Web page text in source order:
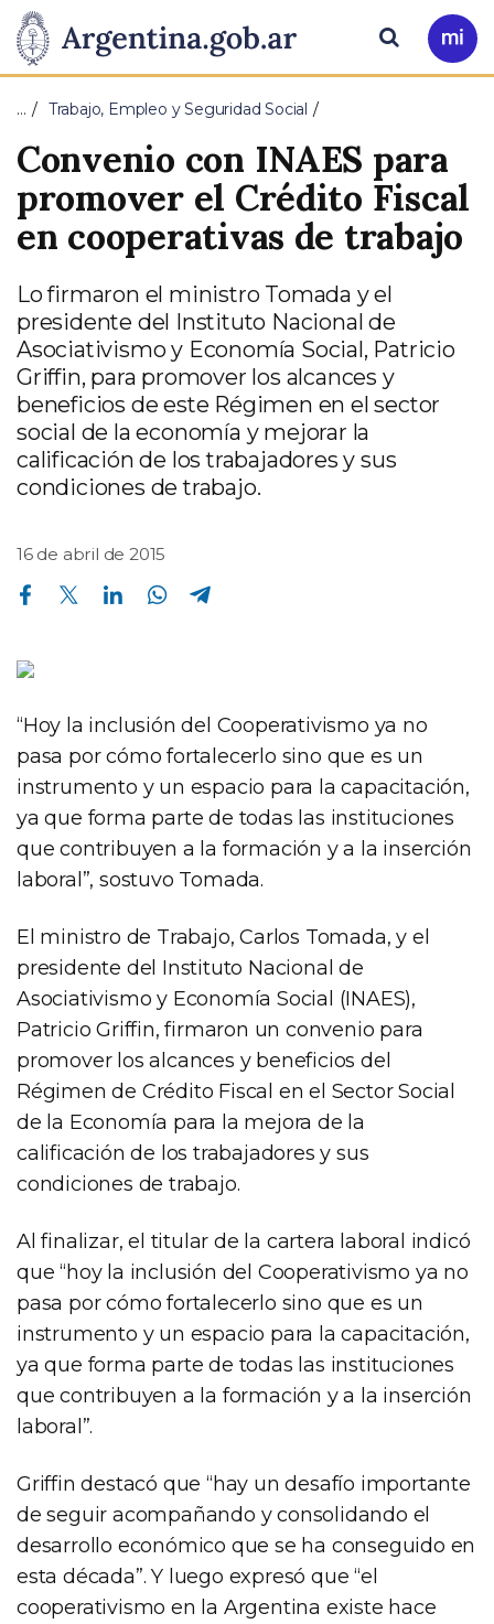
Presidencia
de
la
Nación
Pasar al contenido principal
Ir
a
Buscar
… Trabajo, Empleo y Seguridad Social
Convenio con INAES para
promover el Crédito Fiscal
en cooperativas de trabajo
Lo firmaron el ministro Tomada y el
presidente del Instituto Nacional de
Asociativismo y Economía Social, Patricio
Griffin, para promover los alcances y
beneficios de este Régimen en el sector
social de la economía y mejorar la
calificación de los trabajadores y sus
condiciones de trabajo.
16 de abril de 2015
Compartir en Facebook Compartir en Twitter Compartir en Linkedin Compartir en Whatsapp
“Hoy la inclusión del Cooperativismo ya no
pasa por cómo fortalecerlo sino que es un
instrumento y un espacio para la capacitación,
ya que forma parte de todas las instituciones
que contribuyen a la formación y a la inserción
laboral”, sostuvo Tomada.
El ministro de Trabajo, Carlos Tomada, y el
presidente del Instituto Nacional de
Asociativismo y Economía Social (INAES),
Patricio Griffin, firmaron un convenio para
promover los alcances y beneficios del
Régimen de Crédito Fiscal en el Sector Social
de la Economía para la mejora de la
calificación de los trabajadores y sus
condiciones de trabajo.
Al finalizar, el titular de la cartera laboral indicó
que “hoy la inclusión del Cooperativismo ya no
pasa por cómo fortalecerlo sino que es un
instrumento y un espacio para la capacitación,
ya que forma parte de todas las instituciones
que contribuyen a la formación y a la inserción
laboral”.
Griffin destacó que “hay un desafío importante
de seguir acompañando y consolidando el
desarrollo económico que se ha conseguido en
esta década”. Y luego expresó que “el
cooperativismo en la Argentina existe hace